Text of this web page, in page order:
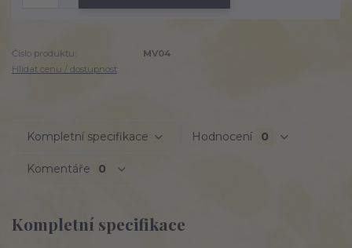
Číslo produktu:
MV04
Hlídat cenu / dostupnost
Kompletní specifikace Hodnocení 0
Komentáře 0
Kompletní specifikace